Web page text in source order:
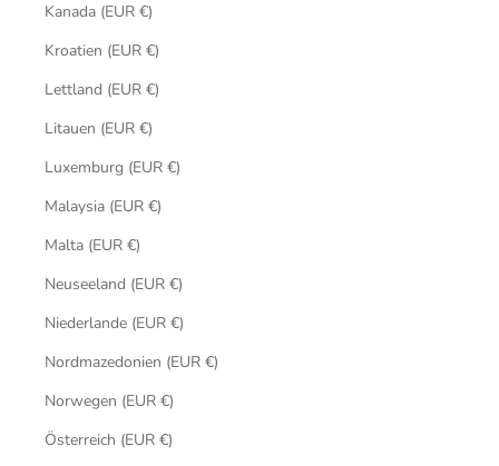
Kanada (EUR €)
Kroatien (EUR €)
Lettland (EUR €)
Litauen (EUR €)
Luxemburg (EUR €)
Malaysia (EUR €)
Malta (EUR €)
Neuseeland (EUR €)
Niederlande (EUR €)
Nordmazedonien (EUR €)
Norwegen (EUR €)
Österreich (EUR €)